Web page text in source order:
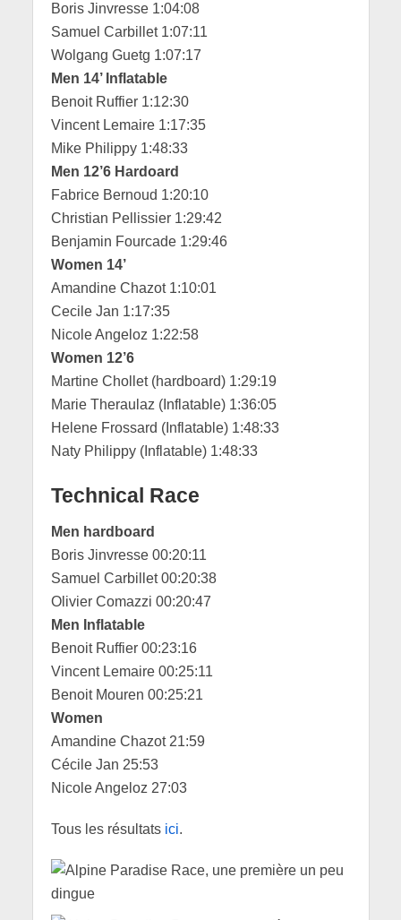
Boris Jinvresse 1:04:08
Samuel Carbillet 1:07:11
Wolgang Guetg 1:07:17
Men 14’ Inflatable
Benoit Ruffier 1:12:30
Vincent Lemaire 1:17:35
Mike Philippy 1:48:33
Men 12’6 Hardoard
Fabrice Bernoud 1:20:10
Christian Pellissier 1:29:42
Benjamin Fourcade 1:29:46
Women 14’
Amandine Chazot 1:10:01
Cecile Jan 1:17:35
Nicole Angeloz 1:22:58
Women 12’6
Martine Chollet (hardboard) 1:29:19
Marie Theraulaz (Inflatable) 1:36:05
Helene Frossard (Inflatable) 1:48:33
Naty Philippy (Inflatable) 1:48:33
Technical Race
Men hardboard
Boris Jinvresse 00:20:11
Samuel Carbillet 00:20:38
Olivier Comazzi 00:20:47
Men Inflatable
Benoit Ruffier 00:23:16
Vincent Lemaire 00:25:11
Benoit Mouren 00:25:21
Women
Amandine Chazot 21:59
Cécile Jan 25:53
Nicole Angeloz 27:03
Tous les résultats ici.